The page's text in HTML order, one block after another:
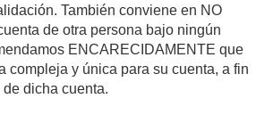
También conviene en NO
de otra persona bajo ningún
ENCARECIDAMENTE que
compleja y única para su cuenta, a fin
dicha cuenta.